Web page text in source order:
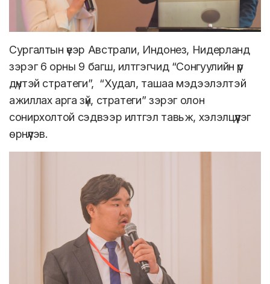
Сургалтын үеэр Австрали, Индонез, Нидерланд
зэрэг 6 орны 9 багш, илтгэгчид “Сонгуулийн үр
дүнтэй стратеги”, “Худал, ташаа мэдээлэлтэй
ажиллах арга зүй, стратеги” зэрэг олон
сонирхолтой сэдвээр илтгэл тавьж, хэлэлцүүлэг
өрнүүлэв.